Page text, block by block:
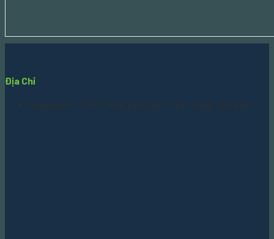
Địa Chỉ
Showroom: 1145/1 Kha Vạn Cân, F. Linh Trung, Thủ Đức